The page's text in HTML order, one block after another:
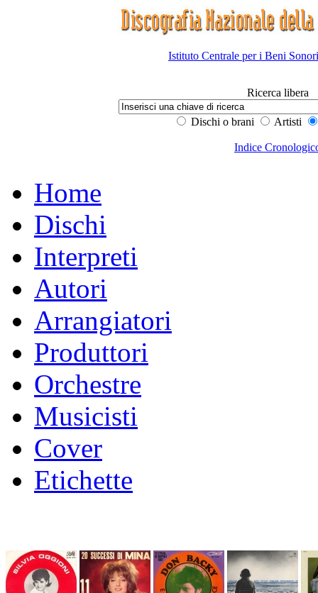
Istituto Centrale per i Beni
Ricerca libera
Dischi o brani Artisti
Indice
Home
Dischi
Interpreti
Autori
Arrangiatori
Produttori
Orchestre
Musicisti
Cover
Etichette